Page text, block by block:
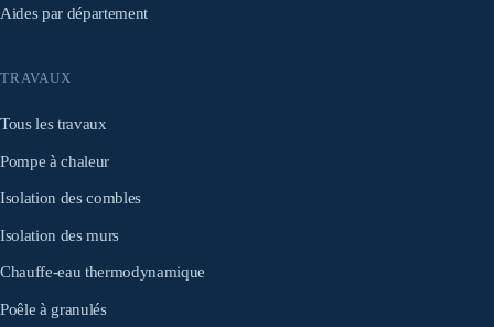
Aides par département
TRAVAUX
Tous les travaux
Pompe à chaleur
Isolation des combles
Isolation des murs
Chauffe-eau thermodynamique
Poêle à granulés